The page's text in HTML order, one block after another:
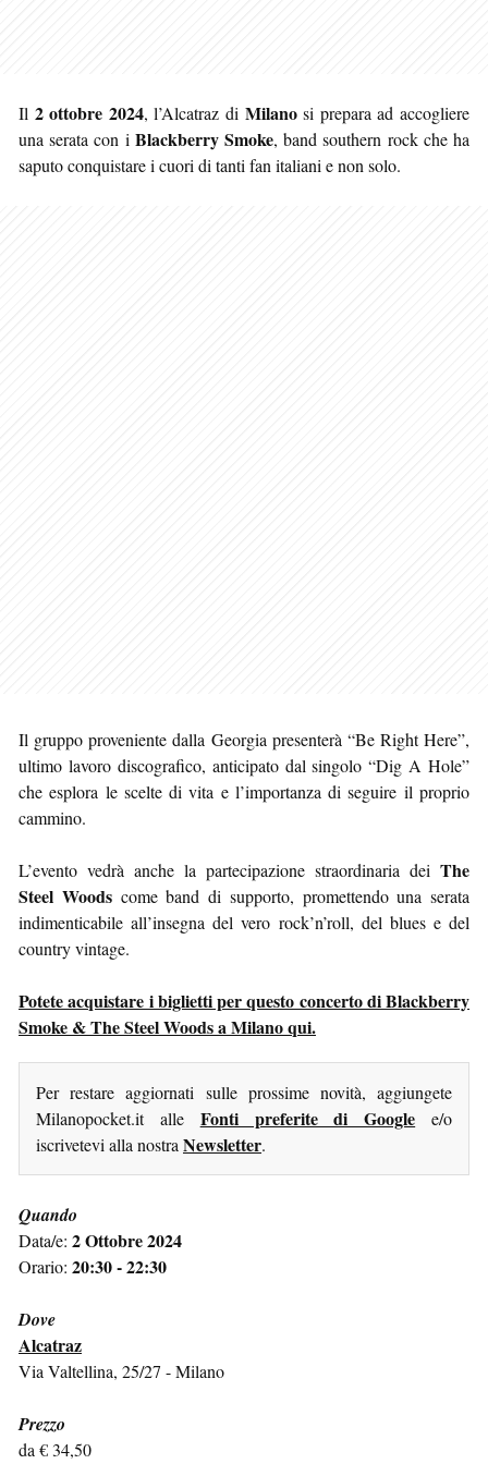
Il 2 ottobre 2024, l’Alcatraz di Milanosi prepara ad accogliere
una serata con i Blackberry Smoke, band southern rock che ha
saputo conquistare i cuori di tanti fan italiani e non solo.
Il gruppo proveniente dalla Georgia presenterà “Be Right Here”,
ultimo lavoro discografico, anticipato dal singolo “Dig A Hole”
che esplora le scelte di vita e l’importanza di seguire il proprio
cammino.
L’evento vedrà anche la partecipazione straordinaria dei The
Steel Woodscome band di supporto, promettendo una serata
indimenticabile all’insegna del vero rock’n’roll, del blues e del
country vintage.
Potete acquistare i biglietti per questo concerto di Blackberry
Smoke & The Steel Woods a Milano qui.
Per restare aggiornati sulle prossime novità, aggiungete
Milanopocket.it alle Fonti preferite di Google e/o
iscrivetevi alla nostra Newsletter.
Quando
Data/e: 2 Ottobre 2024
Orario: 20:30 - 22:30
Dove
Alcatraz
Via Valtellina, 25/27 - Milano
Prezzo
da € 34,50